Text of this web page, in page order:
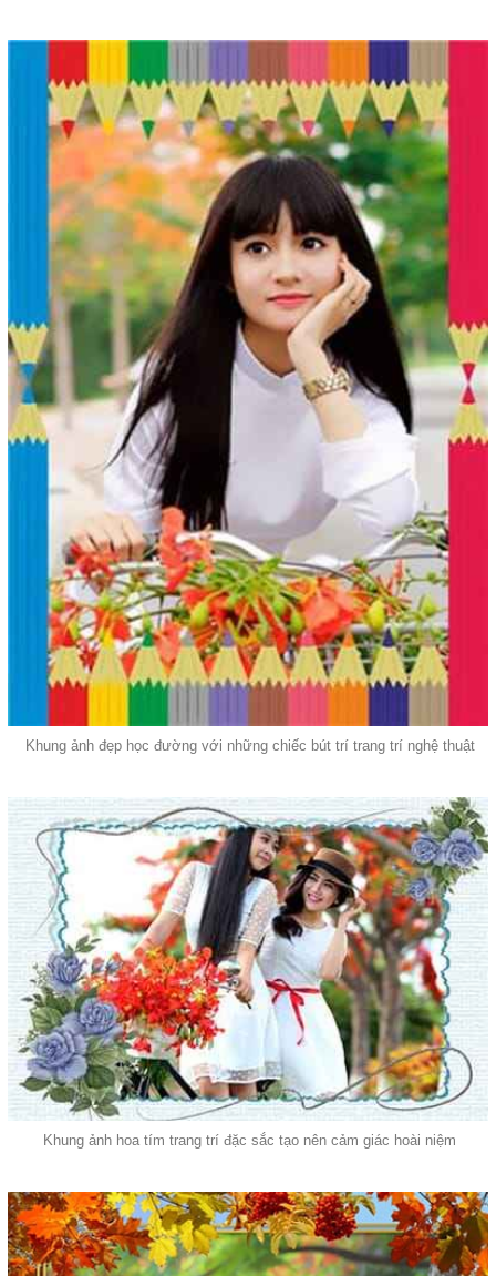
Khung ảnh đẹp học đường với những chiếc bút trí trang trí nghệ thuật
Khung ảnh hoa tím trang trí đặc sắc tạo nên cảm giác hoài niệm